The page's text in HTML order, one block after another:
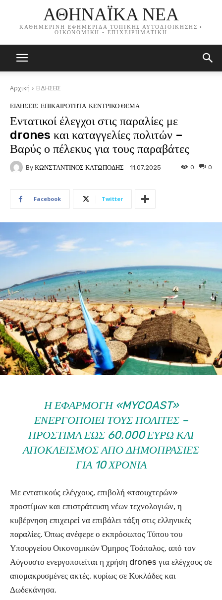
ΑΘΗΝΑΪΚΑ ΝΕΑ
ΚΑΘΗΜΕΡΙΝΗ ΕΦΗΜΕΡΙΔΑ ΤΟΠΙΚΗΣ ΑΥΤΟΔΙΟΙΚΗΣΗΣ •
ΟΙΚΟΝΟΜΙΚΗ • ΕΠΙΧΕΙΡΗΜΑΤΙΚΗ
Αρχική ΕΙΔΗΣΕΙΣ
ΕΙΔΗΣΕΙΣ ΕΠΙΚΑΙΡΟΤΗΤΑ ΚΕΝΤΡΙΚΟ ΘΕΜΑ
Εντατικοί έλεγχοι στις παραλίες με
drones και καταγγελίες πολιτών –
Βαρύς ο πέλεκυς για τους παραβάτες
By ΚΩΝΣΤΑΝΤΙΝΟΣ ΚΑΤΩΠΟΔΗΣ 11.07.2025 0
0
Facebook Twitter
Η ΕΦΑΡΜΟΓΉ «MYCOAST»
ΕΝΕΡΓΟΠΟΙΕΊ ΤΟΥΣ ΠΟΛΊΤΕΣ –
ΠΡΌΣΤΙΜΑ ΈΩΣ 60.000 ΕΥΡΏ ΚΑΙ
ΑΠΟΚΛΕΙΣΜΌΣ ΑΠΌ ΔΗΜΟΠΡΑΣΊΕΣ
ΓΙΑ 10 ΧΡΌΝΙΑ
Με εντατικούς ελέγχους, επιβολή «τσουχτερών»
προστίμων και επιστράτευση νέων τεχνολογιών, η
κυβέρνηση επιχειρεί να επιβάλει τάξη στις ελληνικές
παραλίες. Όπως ανέφερε ο εκπρόσωπος Τύπου του
Υπουργείου Οικονομικών Όμηρος Τσάπαλος, από τον
Αύγουστο ενεργοποιείται η χρήση drones για ελέγχους σε
απομακρυσμένες ακτές, κυρίως σε Κυκλάδες και
Δωδεκάνησα.